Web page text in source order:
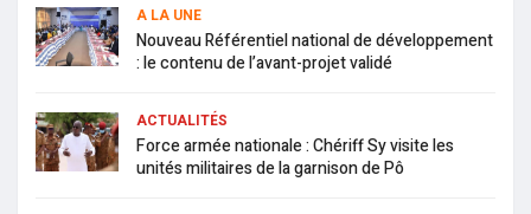
A LA UNE
Nouveau Référentiel national de développement
: le contenu de l’avant-projet validé
ACTUALITÉS
Force armée nationale : Chériff Sy visite les
unités militaires de la garnison de Pô